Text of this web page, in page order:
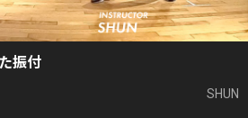
振付
SHUN